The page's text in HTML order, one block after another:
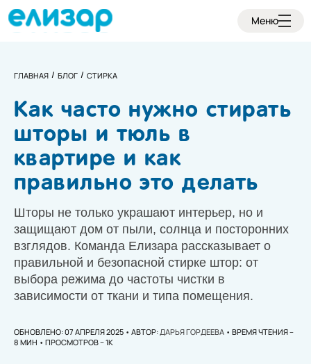
Меню
ГЛАВНАЯ БЛОГ СТИРКА
Как часто нужно стирать
шторы и тюль в
квартире и как
правильно это делать
Шторы не только украшают интерьер, но и
защищают дом от пыли, солнца и посторонних
взглядов. Команда Елизара рассказывает о
правильной и безопасной стирке штор: от
выбора режима до частоты чистки в
зависимости от ткани и типа помещения.
ОБНОВЛЕНО: 07 АПРЕЛЯ 2025 • АВТОР:ДАРЬЯ ГОРДЕЕВА • ВРЕМЯ ЧТЕНИЯ –
8 МИН • ПРОСМОТРОВ – 1K